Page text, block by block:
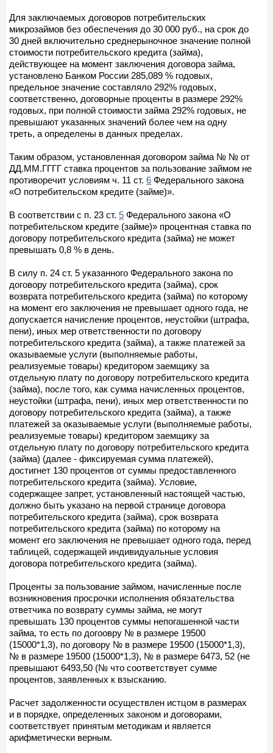
Для заключаемых договоров потребительских
микрозаймов без обеспечения до 30 000 руб., на срок до
30 дней включительно среднерыночное значение полной
стоимости потребительского кредита (займа),
действующее на момент заключения договора займа,
установлено Банком России 285,089 % годовых,
предельное значение составляло 292% годовых,
соответственно, договорные проценты в размере 292%
годовых, при полной стоимости займа 292% годовых, не
превышают указанных значений более чем на одну
треть, а определены в данных пределах.
Таким образом, установленная договором займа № № от
ДД.ММ.ГГГГ ставка процентов за пользование займом не
противоречит условиям ч. 11 ст. 6 Федерального закона
«О потребительском кредите (займе)».
В соответствии с п. 23 ст. 5 Федерального закона «О
потребительском кредите (займе)» процентная ставка по
договору потребительского кредита (займа) не может
превышать 0,8 % в день.
В силу п. 24 ст. 5 указанного Федерального закона по
договору потребительского кредита (займа), срок
возврата потребительского кредита (займа) по которому
на момент его заключения не превышает одного года, не
допускается начисление процентов, неустойки (штрафа,
пени), иных мер ответственности по договору
потребительского кредита (займа), а также платежей за
оказываемые услуги (выполняемые работы,
реализуемые товары) кредитором заемщику за
отдельную плату по договору потребительского кредита
(займа), после того, как сумма начисленных процентов,
неустойки (штрафа, пени), иных мер ответственности по
договору потребительского кредита (займа), а также
платежей за оказываемые услуги (выполняемые работы,
реализуемые товары) кредитором заемщику за
отдельную плату по договору потребительского кредита
(займа) (далее - фиксируемая сумма платежей),
достигнет 130 процентов от суммы предоставленного
потребительского кредита (займа). Условие,
содержащее запрет, установленный настоящей частью,
должно быть указано на первой странице договора
потребительского кредита (займа), срок возврата
потребительского кредита (займа) по которому на
момент его заключения не превышает одного года, перед
таблицей, содержащей индивидуальные условия
договора потребительского кредита (займа).
Проценты за пользование займом, начисленные после
возникновения просрочки исполнения обязательства
ответчика по возврату суммы займа, не могут
превышать 130 процентов суммы непогашенной части
займа, то есть по догоовру № в размере 19500
(15000*1,3), по договору № в размере 19500 (15000*1,3),
№ в размере 19500 (15000*1,3), № в размере 6473, 52 (не
превышают 6493,50 (№ что соответствует сумме
процентов, заявленных к взысканию.
Расчет задолженности осуществлен истцом в размерах
и в порядке, определенных законом и договорами,
соответствует принятым методикам и является
арифметически верным.